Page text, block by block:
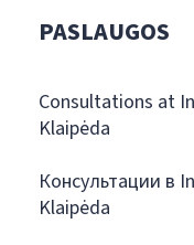
PASLAUGOS
Consultations at
Klaipėda
Консультации в
Klaipėda